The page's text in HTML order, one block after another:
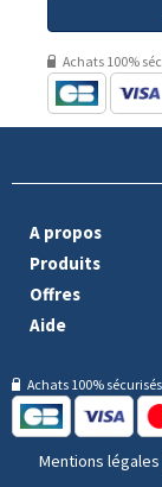
Achats 100%
A propos
Produits
Offres
Aide
Achats 100% sécurisés
Mentions légales